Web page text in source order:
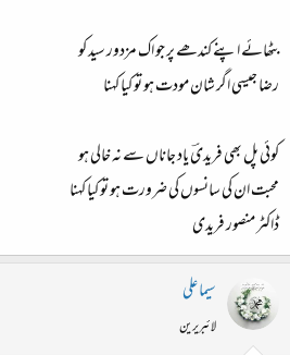
بٹھائے اپنے کندھے پر جو اک مزدور سید کو
رضا جیسی اگر شان مودت ہو تو کیا کہنا
کوئی پل بھی فریدیؔ یاد جاناں سے نہ خالی ہو
محبت ان کی سانسوں کی ضرورت ہو تو کیا کہنا
ڈاکٹر منصور فریدی
سیما علی
لائبریرین